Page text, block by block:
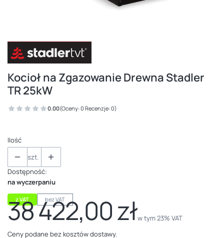
Kocioł na Zgazowanie Drewna Stadler
TR 25kW
0.00(Oceny: 0 Recenzje: 0)
Ilość
szt.
Dostępność:
na wyczerpaniu
z VAT bez VAT
Cena
38 422,00 złw tym 23% VAT
w tym23% VAT
Ceny podane bez kosztów dostawy.